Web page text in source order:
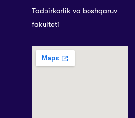
Tadbirkorlik va boshqaruv
fakulteti